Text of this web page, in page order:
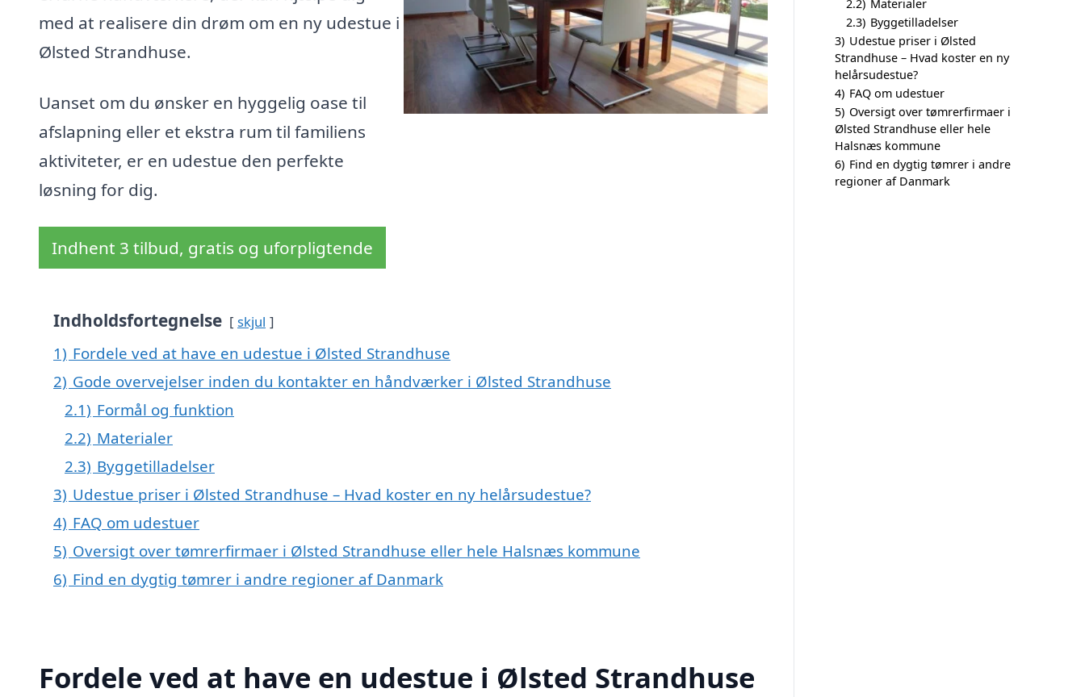
med at realisere din drøm om en ny udestue i
Ølsted Strandhuse.
Uanset om du ønsker en hyggelig oase til
afslapning eller et ekstra rum til familiens
aktiviteter, er en udestue den perfekte
løsning for dig.
Indhent 3 tilbud, gratis og uforpligtende
Indholdsfortegnelse skjul
1) Fordele ved at have en udestue i Ølsted Strandhuse
2) Gode overvejelser inden du kontakter en håndværker i Ølsted Strandhuse
2.1) Formål og funktion
2.2) Materialer
2.3) Byggetilladelser
3) Udestue priser i Ølsted Strandhuse – Hvad koster en ny helårsudestue?
4) FAQ om udestuer
5) Oversigt over tømrerfirmaer i Ølsted Strandhuse eller hele Halsnæs kommune
6) Find en dygtig tømrer i andre regioner af Danmark
Fordele ved at have en udestue i Ølsted Strandhuse
2.2) Materialer
2.3) Byggetilladelser
3) Udestue priser i Ølsted
Strandhuse – Hvad koster en ny
helårsudestue?
4) FAQ om udestuer
5) Oversigt over tømrerfirmaer i
Ølsted Strandhuse eller hele
Halsnæs kommune
6) Find en dygtig tømrer i andre
regioner af Danmark